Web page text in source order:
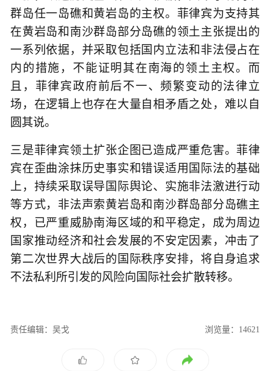
群岛任一岛礁和黄岩岛的主权。菲律宾为支持其
在黄岩岛和南沙群岛部分岛礁的领土主张提出的
一系列依据，并采取包括国内立法和非法侵占在
内的措施，不能证明其在南海的领土主权。而
且，菲律宾政府前后不一、频繁变动的法律立
场，在逻辑上也存在大量自相矛盾之处，难以自
圆其说。
三是菲律宾领土扩张企图已造成严重危害。菲律
宾在歪曲涂抹历史事实和错误适用国际法的基础
上，持续采取误导国际舆论、实施非法激进行动
等方式，非法声索黄岩岛和南沙群岛部分岛礁主
权，已严重威胁南海区域的和平稳定，成为周边
国家推动经济和社会发展的不安定因素，冲击了
第二次世界大战后的国际秩序安排，将自身追求
不法私利所引发的风险向国际社会扩散转移。
责任编辑：吴戈 浏览量：14621